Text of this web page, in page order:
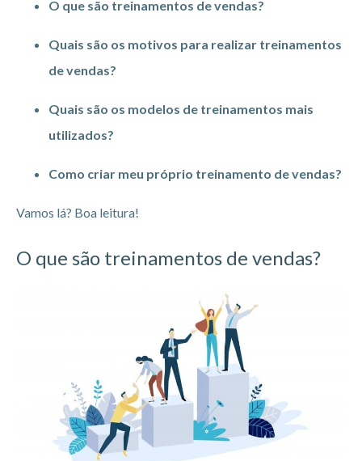
O que são treinamentos de vendas?
Quais são os motivos para realizar treinamentos
de vendas?
Quais são os modelos de treinamentos mais
utilizados?
Como criar meu próprio treinamento de vendas?
Vamos lá? Boa leitura!
O que são treinamentos de vendas?